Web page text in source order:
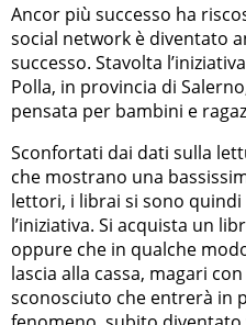
Ancor più successo ha
social network è diventato
successo. Stavolta
Polla, in provincia di
pensata per bambini e
Sconfortati dai dati sulla
che mostrano una
lettori, i librai si sono
l’iniziativa. Si acquista un
oppure che in qualche
lascia alla cassa, magari
sconosciuto che entrerà in